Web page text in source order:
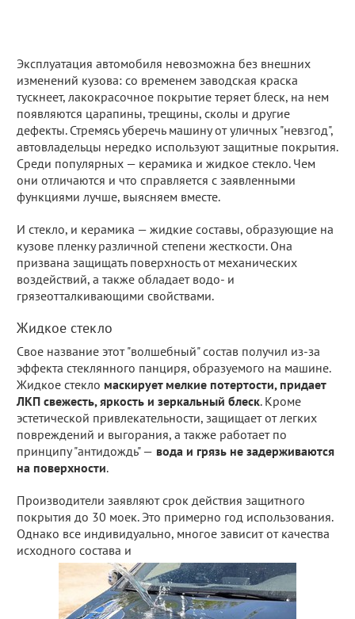
Эксплуатация автомобиля невозможна без внешних
изменений кузова: со временем заводская краска
тускнеет, лакокрасочное покрытие теряет блеск, на нем
появляются царапины, трещины, сколы и другие
дефекты. Стремясь уберечь машину от уличных "невзгод",
автовладельцы нередко используют защитные покрытия.
Среди популярных — керамика и жидкое стекло. Чем
они отличаются и что справляется с заявленными
функциями лучше, выясняем вместе.
И стекло, и керамика — жидкие составы, образующие на
кузове пленку различной степени жесткости. Она
призвана защищать поверхность от механических
воздействий, а также обладает водо- и
грязеотталкивающими свойствами.
Жидкое стекло
Свое название этот "волшебный" состав получил из-за
эффекта стеклянного панциря, образуемого на машине.
Жидкое стекло маскирует мелкие потертости, придает
ЛКП свежесть, яркость и зеркальный блеск. Кроме
эстетической привлекательности, защищает от легких
повреждений и выгорания, а также работает по
принципу "антидождь" — вода и грязь не задерживаются
на поверхности.
Производители заявляют срок действия защитного
покрытия до 30 моек. Это примерно год использования.
Однако все индивидуально, многое зависит от качества
исходного состава и